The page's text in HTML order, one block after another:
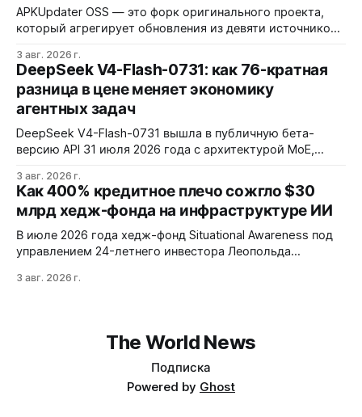
APKUpdater OSS — это форк оригинального проекта,
который агрегирует обновления из девяти источников,
установку через Session Installer, Root или Shizuku, но
требует ручной проверки безопасности APK и зависит
от качества метаданных в источниках.
3 авг. 2026 г.
DeepSeek V4-Flash-0731: как 76-кратная
разница в цене меняет экономику
агентных задач
DeepSeek V4-Flash-0731 вышла в публичную бета-
версию API 31 июля 2026 года с архитектурой MoE,
1M токенов. При типичной агентной нагрузке модель
обходится в $0,0096 за запуск против $0,7324 у Claude
Opus 4.8, но уступает в задачах с vision и comp…
3 авг. 2026 г.
Как 400% кредитное плечо сожгло $30
млрд хедж-фонда на инфраструктуре ИИ
В июле 2026 года хедж-фонд Situational Awareness под
управлением 24-летнего инвестора Леопольда
потеряв $30 млрд за месяц. Причина — маржин-коллы
3 авг. 2026 г.
The World News
Подписка
Powered by Ghost